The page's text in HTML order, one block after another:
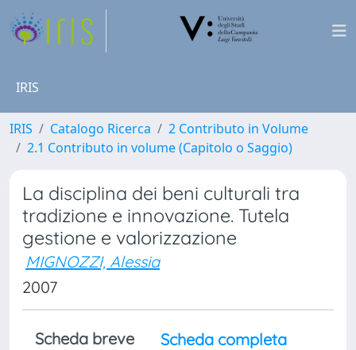
IRIS
IRIS Catalogo Ricerca
2 Contributo in Volume
2.1 Contributo in volume (Capitolo o Saggio)
La disciplina dei beni culturali tra
tradizione e innovazione. Tutela
gestione e valorizzazione
MIGNOZZI, Alessia
2007
Scheda breve
Scheda completa